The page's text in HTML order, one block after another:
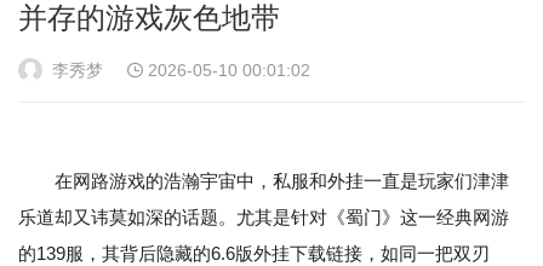
并存的游戏灰色地带
李秀梦 2026-05-10 00:01:02
在网路游戏的浩瀚宇宙中，私服和外挂一直是玩家们津津
乐道却又讳莫如深的话题。尤其是针对《蜀门》这一经典网游
的139服，其背后隐藏的6.6版外挂下载链接，如同一把双刃